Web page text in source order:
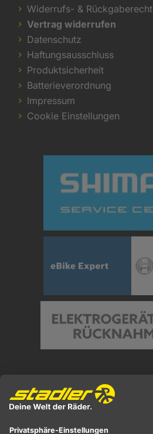
Widerrufs- & Rückgaberecht
Vertrag widerrufen
Datenschutz
Haftungsausschluss
Produktsicherheit
Batterieverordnung
Impressum
Cookie Einstellungen